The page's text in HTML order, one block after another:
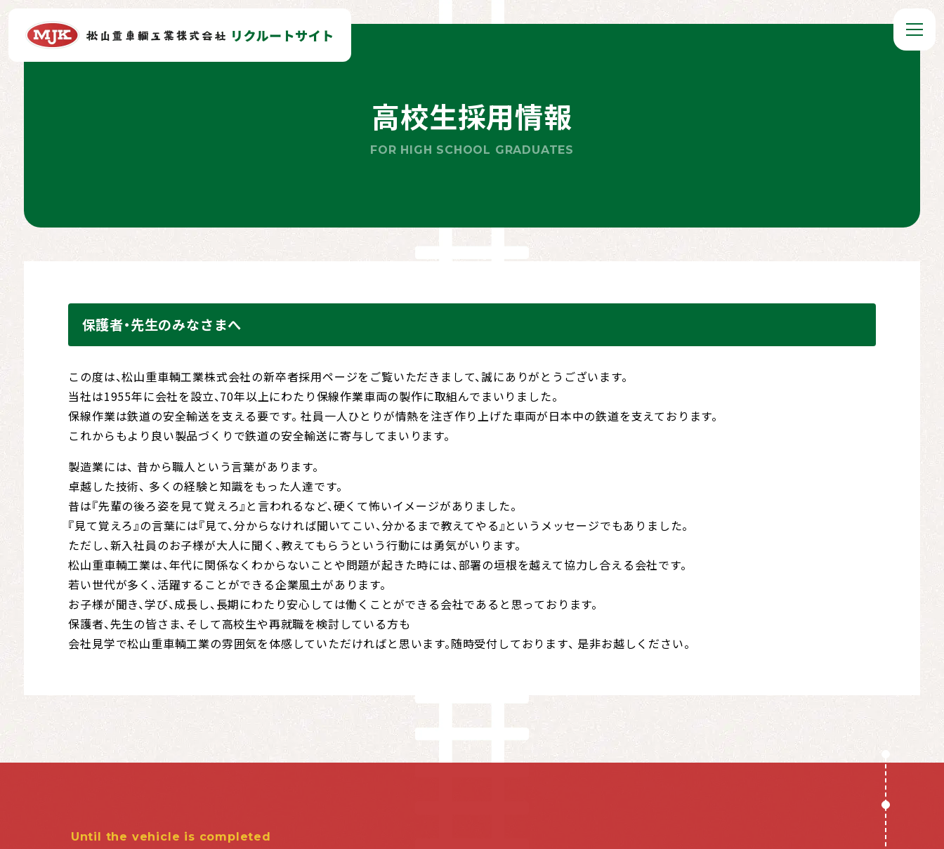
高校生採用情報
FOR HIGH SCHOOL GRADUATES
保護者・先生のみなさまへ
この度は、松山重車輌工業株式会社の新卒者採用ページをご覧いただきまして、誠にありがとうございます。
当社は1955年に会社を設立、70年以上にわたり保線作業車両の製作に取組んでまいりました。
保線作業は鉄道の安全輸送を支える要です。 社員一人ひとりが情熱を注ぎ作り上げた車両が日本中の鉄道を支えております。
これからもより良い製品づくりで鉄道の安全輸送に寄与してまいります。
製造業には、 昔から職人という言葉があります。
卓越した技術、 多くの経験と知識をもった人達です。
昔は『先輩の後ろ姿を見て覚えろ』と言われるなど、硬くて怖いイメージがありました。
『見て覚えろ』の言葉には『見て、分からなければ聞いてこい、分かるまで教えてやる』というメッセージでもありました。
ただし、新入社員のお子様が大人に聞く、教えてもらうという行動には勇気がいります。
松山重車輌工業は、年代に関係なくわからないことや問題が起きた時には、部署の垣根を越えて協力し合える会社です。
若い世代が多く、活躍することができる企業風土があります。
お子様が聞き、学び、成長し、長期にわたり安心しては働くことができる会社であると思っております。
保護者、先生の皆さま、そして高校生や再就職を検討している方も
会社見学で松山重車輌工業の雰囲気を体感していただければと思います。随時受付しております、 是非お越しください。
Until the vehicle is completed